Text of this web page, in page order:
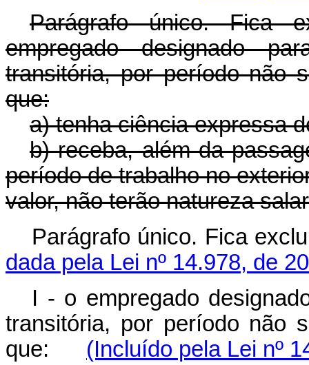
Parágrafo único. Fica
empregado designado
transitória, por período não
que:
a) tenha ciência expressa
b) receba, além da
período de trabalho no
valor, não terão natureza
Parágrafo único. Fica
dada pela Lei nº 14.978, de
I - o empregado
transitória, por período não
que: (Incluído pela Lei nº